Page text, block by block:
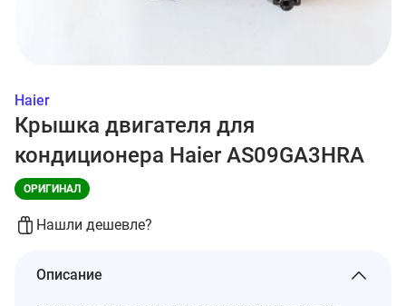
Haier
Крышка двигателя для
кондиционера Haier AS09GA3HRA
ОРИГИНАЛ
Нашли дешевле?
Описание